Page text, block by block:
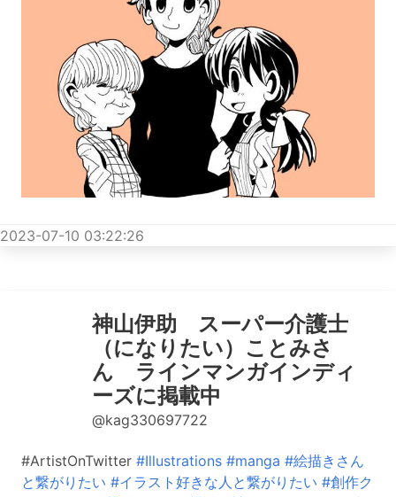
2023-07-10 03:22:26
神山伊助 スーパー介護士
（になりたい）ことみさ
ん ラインマンガインディ
ーズに掲載中
@kag330697722
#ArtistOnTwitter #Illustrations #manga #絵描きさん
と繋がりたい #イラスト好きな人と繋がりたい #創作ク